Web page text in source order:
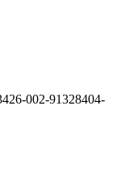
002-91328404-